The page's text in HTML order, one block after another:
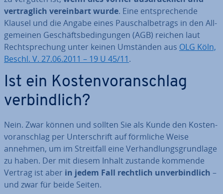
ver­trag­lich ver­ein­bart wurde. Eine ent­spre­chen­de
Klausel und die Angabe eines Pau­schal­be­trags in den All­
ge­mei­nen Ge­schäfts­be­din­gun­gen (AGB) reichen laut
Recht­spre­chung unter keinen Umständen aus OLG Köln,
Beschl. V. 27.06.2011 – 19 U 45/11.
Ist ein Kos­ten­vor­anschlag
ver­bind­lich?
Nein. Zwar können und sollten Sie als Kunde den Kos­ten­
vor­anschlag per Un­ter­schrift auf förmliche Weise
annehmen, um im Streit­fall eine Ver­hand­lungs­grund­la­ge
zu haben. Der mit diesem Inhalt zustande kommende
Vertrag ist aber in jedem Fall rechtlich un­ver­bind­lich –
und zwar für beide Seiten.